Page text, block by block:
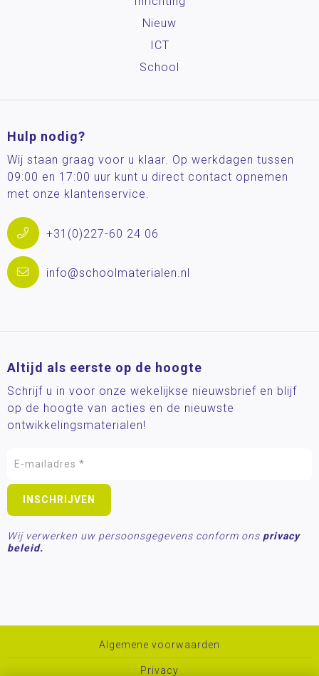
Nieuw
ICT
School
Hulp nodig?
Wij staan graag voor u klaar. Op werkdagen tussen
09:00 en 17:00 uur kunt u direct contact opnemen
met onze klantenservice.
+31(0)227-60 24 06
info@schoolmaterialen.nl
Altijd als eerste op de hoogte
Schrijf u in voor onze wekelijkse nieuwsbrief en blijf
op de hoogte van acties en de nieuwste
ontwikkelingsmaterialen!
Wij verwerken uw persoonsgegevens conform ons privacy
beleid.
Algemene voorwaarden
Privacy